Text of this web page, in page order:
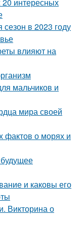
в 2023 году
влияют на
мальчиков и
мира своей
фактов о морях и
и каковы его
Викторина о